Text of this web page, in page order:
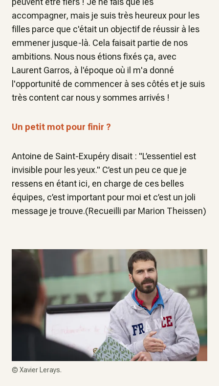
accompagner, mais je suis très heureux pour les
filles parce que c'était un objectif de réussir à les
emmener jusque-là. Cela faisait partie de nos
ambitions. Nous nous étions fixés ça, avec
Laurent Garros, à l'époque où il m'a donné
l'opportunité de commencer à ses côtés et je suis
très content car nous y sommes arrivés !
Un petit mot pour finir ?
Antoine de Saint-Exupéry disait : "L’essentiel est
invisible pour les yeux." C’est un peu ce que je
ressens en étant ici, en charge de ces belles
équipes, c’est important pour moi et c’est un joli
message je trouve.(Recueilli par Marion Theissen)
© Xavier Lerays.